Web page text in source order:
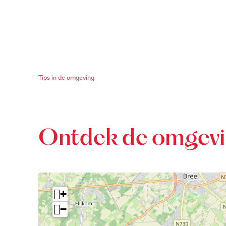
Ontdek de
Tips in de omgeving
+
−